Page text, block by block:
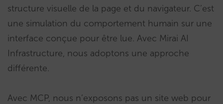
structure visuelle de la page et du navigateur. C’est
une simulation du comportement humain sur une
interface conçue pour être lue. Avec Mirai AI
Infrastructure, nous adoptons une approche
différente.
Avec MCP, nous n’exposons pas un site web pour